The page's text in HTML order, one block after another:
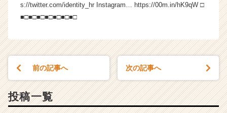
s://twitter.com/identity_hr Instagram… https://00m.in/hK9qW □
■□■□■□■□■□■□■□
前の記事へ 次の記事へ
投稿一覧